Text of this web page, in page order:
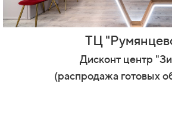
ТЦ
Дисконт центр
(распродажа готовых